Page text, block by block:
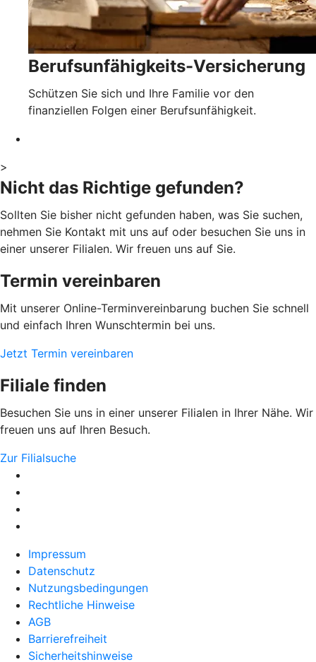
Berufsunfähigkeits-Versicherung
Schützen Sie sich und Ihre Familie vor den
finanziellen Folgen einer Berufsunfähigkeit.
>
Nicht das Richtige gefunden?
Sollten Sie bisher nicht gefunden haben, was Sie suchen,
nehmen Sie Kontakt mit uns auf oder besuchen Sie uns in
einer unserer Filialen. Wir freuen uns auf Sie.
Termin vereinbaren
Mit unserer Online-Terminvereinbarung buchen Sie schnell
und einfach Ihren Wunschtermin bei uns.
Jetzt Termin vereinbaren
Filiale finden
Besuchen Sie uns in einer unserer Filialen in Ihrer Nähe. Wir
freuen uns auf Ihren Besuch.
Zur Filialsuche
Impressum
Datenschutz
Nutzungsbedingungen
Rechtliche Hinweise
AGB
Barrierefreiheit
Sicherheitshinweise